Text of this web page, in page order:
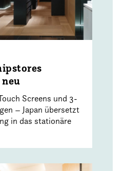
Screens und 3-
– Japan übersetzt
in das stationäre